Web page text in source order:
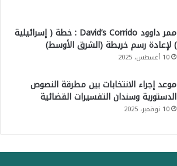
ممر داوود David’s Corrido : خطة ( إسرائيلية
) لإعادة رسم خريطة (الشرق الأوسط)
10 أغسطس، 2025
موعد إجراء الانتخابات بين مطرقة النصوص
الدستورية وسندان التفسيرات القضائية
10 نوفمبر، 2025